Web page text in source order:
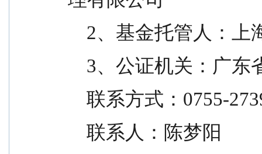
2、基金托管人
3、公证机关：广
联系方式：0755-
    联系人：陈梦阳